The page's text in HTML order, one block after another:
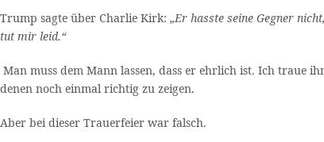
Trump sagte über Charlie Kirk: „Er hasste seine Gegner
tut mir leid.“
Man muss dem Mann lassen, dass er ehrlich ist. Ich traue
denen noch einmal richtig zu zeigen.
Aber bei dieser Trauerfeier war falsch.